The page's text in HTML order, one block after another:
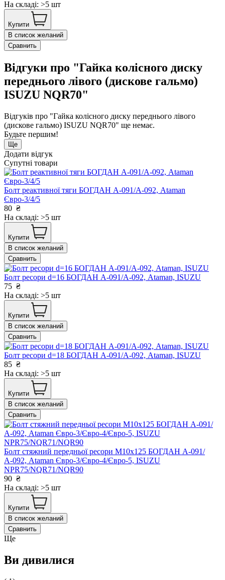
На складі: >5 шт
Купити
В список желаний
Сравнить
Відгуки про "Гайка колісного диску
переднього лівого (дискове гальмо)
ISUZU NQR70"
Відгуків про "Гайка колісного диску переднього лівого
(дискове гальмо) ISUZU NQR70" ще немає.
Будьте першим!
Ще
Додати відгук
Супутні товари
Болт реактивної тяги БОГДАН А-091/А-092, Ataman
Євро-3/4/5
80 ₴
На складі: >5 шт
Купити
В список желаний
Сравнить
Болт ресори d=16 БОГДАН А-091/А-092, Ataman, ISUZU
75 ₴
На складі: >5 шт
Купити
В список желаний
Сравнить
Болт ресори d=18 БОГДАН А-091/А-092, Ataman, ISUZU
85 ₴
На складі: >5 шт
Купити
В список желаний
Сравнить
Болт стяжний передньої ресори М10х125 БОГДАН А-091/
А-092, Ataman Євро-3/Євро-4/Євро-5, ISUZU
NPR75/NQR71/NQR90
90 ₴
На складі: >5 шт
Купити
В список желаний
Сравнить
Ще
Ви дивилися